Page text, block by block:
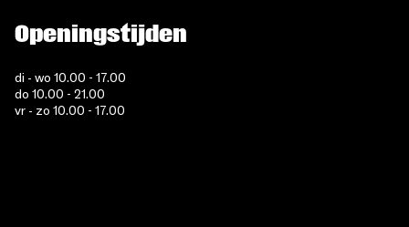
Openingstijden
di - wo 10.00 - 17.00
do 10.00 - 21.00
vr - zo 10.00 - 17.00